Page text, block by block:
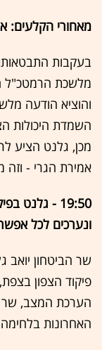
מאחורי הקלעים:
בעקבות
מלשכת הרמטכ"ל
והוציא הודעה
השמדת היכולות
מכן, גלנט הציע
אמירת הגרי -
19:50 -
ונערכים לכל
שר הביטחון
פיקוד הצפון
הערכת המצב, שר
האחרונות